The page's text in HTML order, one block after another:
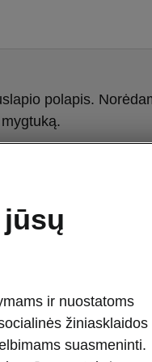
polapis.
Superb L&K
ir nuostatoms
žiniasklaidos
suasmeninti.